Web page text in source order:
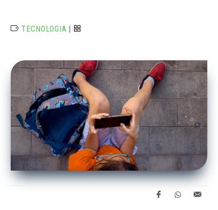
TECNOLOGIA |